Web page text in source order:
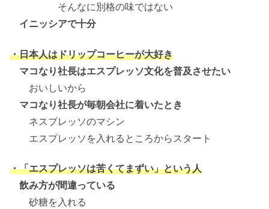
そんなに別格の味ではない
イニッシアで十分
・日本人はドリップコーヒーが大好き
マコなり社長はエスプレッソ文化を普及させたい
おいしいから
マコなり社長が毎朝会社に着いたとき
ネスプレッソのマシン
エスプレッソを入れるところからスタート
・「エスプレッソは苦くてまずい」という人
飲み方が間違っている
砂糖を入れる